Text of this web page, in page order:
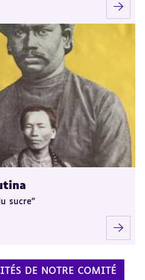
sucre"
DE NOTRE COMITÉ